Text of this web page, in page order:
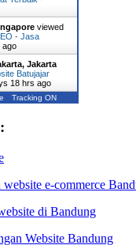
viewed
- Jasa
ago
Jakarta
Batujajar
18 hrs ago
Tracking ON